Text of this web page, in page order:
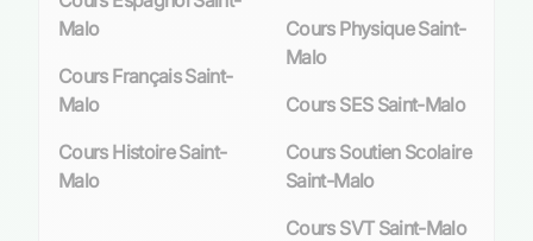
un atout indéniable
. Les cours particuliers
d’italien y trouvent donc naturellement leur
place en tant que moyen privilégié pour
maîtriser non seulement la langue, mais aussi
véhicule.
Malo
Cours Français Saint-
Malo
Cours Histoire Saint-
Malo
Cours Physique Saint-
Malo
Cours SES Saint-Malo
Cours Soutien Scolaire
Saint-Malo
Cours SVT Saint-Malo